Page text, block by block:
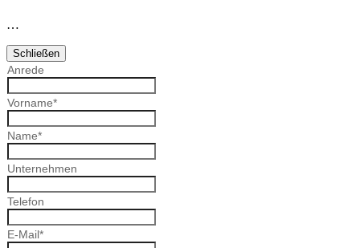
…
Schließen
Anrede
Vorname*
Name*
Unternehmen
Telefon
E-Mail*